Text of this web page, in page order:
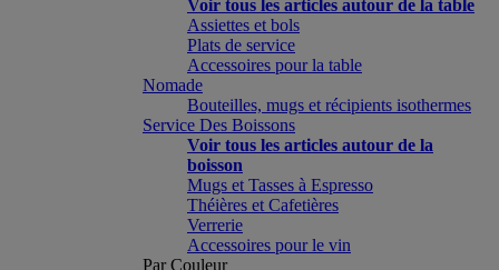
Voir tous les articles autour de la table
Assiettes et bols
Plats de service
Accessoires pour la table
Nomade
Bouteilles, mugs et récipients isothermes
Service Des Boissons
Voir tous les articles autour de la
boisson
Mugs et Tasses à Espresso
Théières et Cafetières
Verrerie
Accessoires pour le vin
Par Couleur